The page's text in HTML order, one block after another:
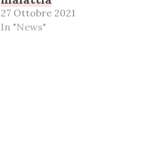
27 Ottobre 2021
In "News"